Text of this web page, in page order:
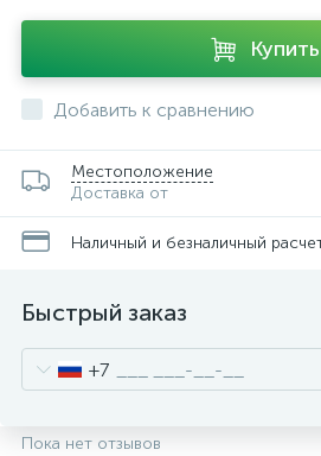
Купить
Добавить к сравнению
Местоположение
Доставка от
Наличный и безналичный
Быстрый заказ
+7
Пока нет отзывов